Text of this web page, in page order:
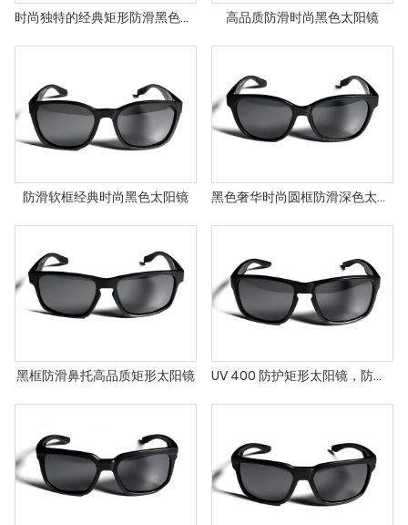
时尚独特的经典矩形防滑黑色太阳镜 高品质防滑时尚黑色太阳镜
防滑软框经典时尚黑色太阳镜 黑色奢华时尚圆框防滑深色太阳镜
黑框防滑鼻托高品质矩形太阳镜 UV 400 防护矩形太阳镜，防滑设计